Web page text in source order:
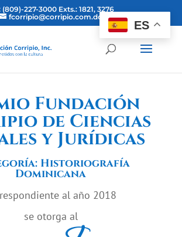
(809)-227-3000 Exts.: 1821, 3276
fcorripio@corripio.com.do
Fundación
de Ciencias
y Jurídicas
Historiografía
Dominicana
al año 2018
se otorga al
ES